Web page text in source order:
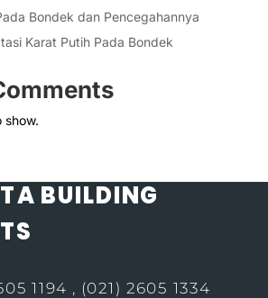
Bondek dan Pencegahannya
Karat Putih Pada Bondek
show.
BUILDING
1194 , (021) 2605 1334